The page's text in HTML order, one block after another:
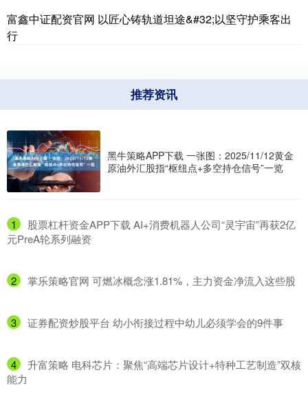
富鑫中证配资官网 以匠心铸轨道坦途&#32;以坚守护乘客出
行
推荐资讯
黑牛策略APP下载 一张图：2025/11/12黄金
原油外汇股指“枢纽点+多空持仓信号”一览
1
​股票杠杆资金APP下载 AI+消费机器人公司“灵宇宙”再获2亿
元PreA轮系列融资
2 ​掌乐策略官网 可燃冰概念涨1.81%，主力资金净流入这些股
3 ​证券配资炒股平台 幼小衔接过程中幼儿必须学会的9件事
4
​升富策略 电科芯片：聚焦“高端芯片设计+特种工艺制造”双核
能力